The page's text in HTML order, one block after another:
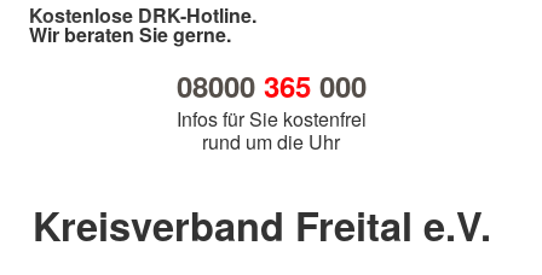
Kostenlose DRK-Hotline.
Wir beraten Sie gerne.
08000 365000
Infos für Sie kostenfrei
rund um die Uhr
Kreisverband Freital e.V.